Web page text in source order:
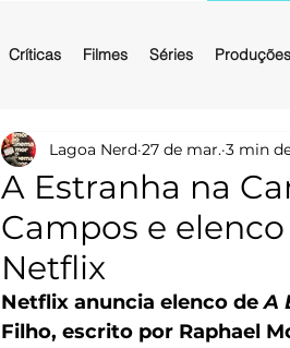
Críticas Filmes Séries
A Estranha na
Campos e
Netflix
Lagoa Nerd 27 de mar. 3 min
Netflix anuncia elenco de A
Filho, escrito por Raphael